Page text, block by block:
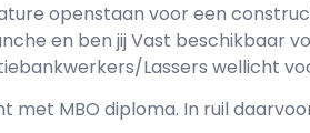
openstaan voor een
en ben jij Vast beschikbaar
Lassers wellicht
met MBO diploma. In ruil